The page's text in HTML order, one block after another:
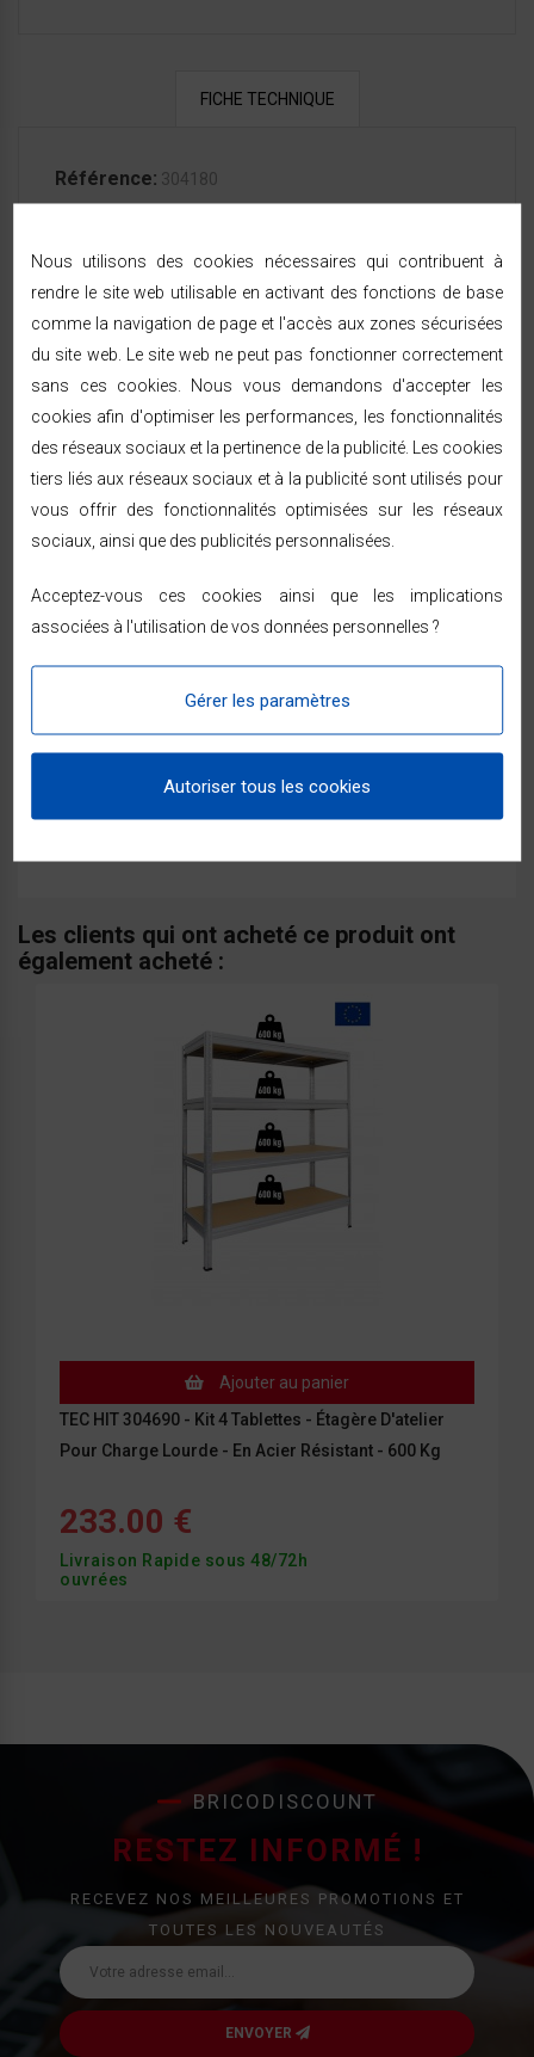
FICHE TECHNIQUE
Référence: 304180
LIVRAISON & RETOURS
domicile sous 48/72h ouvrées par Chronopost ou
GEODIS, partout en France métropolitaine.
Vous êtes prévenu par SMS ou e-mail à chaque
étape de l'expédition.
14 jours pour changer d'avis
à compter de la
Paiement sécurisé (SSL, 3D Secure) — CB, PayPal,
ou en 2, 3 et 4 fois sans frais dès 99 € avec Alma.
Les clients qui ont acheté ce produit ont
également acheté :
Ajouter au panier
TEC HIT 304690 - Kit 4 Tablettes - Étagère D'atelier
Pour Charge Lourde - En Acier Résistant - 600 Kg
233.00 €
Livraison Rapide sous 48/72h
ouvrées
BRICODISCOUNT
RESTEZ INFORMÉ !
RECEVEZ NOS MEILLEURES PROMOTIONS ET
TOUTES LES NOUVEAUTÉS
ENVOYER
Nous utilisons des cookies nécessaires qui contribuent à
rendre le site web utilisable en activant des fonctions de base
comme la navigation de page et l'accès aux zones sécurisées
du site web. Le site web ne peut pas fonctionner correctement
sans ces cookies. Nous vous demandons d'accepter les
cookies afin d'optimiser les performances, les fonctionnalités
des réseaux sociaux et la pertinence de la publicité. Les cookies
tiers liés aux réseaux sociaux et à la publicité sont utilisés pour
vous offrir des fonctionnalités optimisées sur les réseaux
sociaux, ainsi que des publicités personnalisées.
Acceptez-vous ces cookies ainsi que les implications
associées à l'utilisation de vos données personnelles ?
Gérer les paramètres
Autoriser tous les cookies